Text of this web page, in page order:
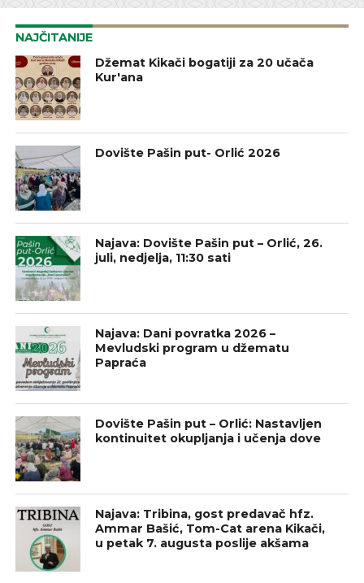
NAJČITANIJE
Džemat Kikači bogatiji za 20 učača
Kur'ana
Dovište Pašin put- Orlić 2026
Najava: Dovište Pašin put – Orlić, 26.
juli, nedjelja, 11:30 sati
Najava: Dani povratka 2026 –
Mevludski program u džematu
Papraća
Dovište Pašin put – Orlić: Nastavljen
kontinuitet okupljanja i učenja dove
Najava: Tribina, gost predavač hfz.
Ammar Bašić, Tom-Cat arena Kikači,
u petak 7. augusta poslije akšama